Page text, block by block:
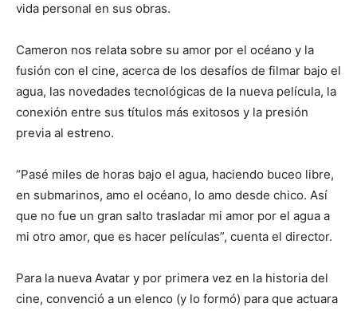
vida personal en sus obras.
Cameron nos relata sobre su amor por el océano y la
fusión con el cine, acerca de los desafíos de filmar bajo el
agua, las novedades tecnológicas de la nueva película, la
conexión entre sus títulos más exitosos y la presión
previa al estreno.
“Pasé miles de horas bajo el agua, haciendo buceo libre,
en submarinos, amo el océano, lo amo desde chico. Así
que no fue un gran salto trasladar mi amor por el agua a
mi otro amor, que es hacer películas”, cuenta el director.
Para la nueva Avatar y por primera vez en la historia del
cine, convenció a un elenco (y lo formó) para que actuara